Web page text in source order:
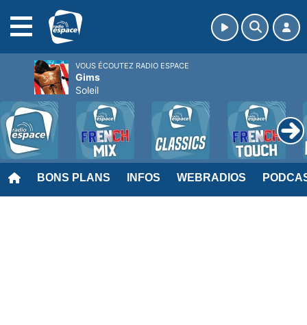
BONS PLANS INFOS WEBRADIOS
VOUS ÉCOUTEZ RADIO ESPACE
Gims
Soleil